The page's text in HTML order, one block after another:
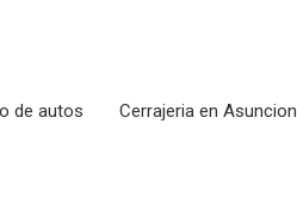
de autos Cerrajeria en Asuncion